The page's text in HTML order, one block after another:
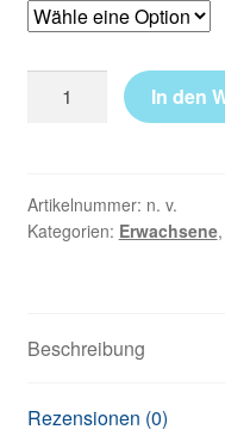
In den
Artikelnummer: n. v.
Kategorien: Erwachsene,
Beschreibung
Rezensionen (0)